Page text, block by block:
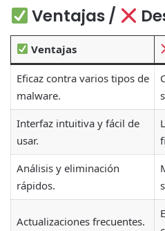
Ventajas /
Ventajas
Eficaz contra varios tipos de
malware.
Interfaz intuitiva y fácil de
usar.
Análisis y eliminación
rápidos.
Actualizaciones frecuentes.